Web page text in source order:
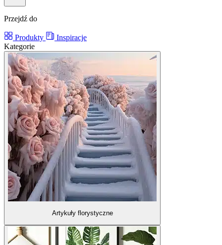
Przejdź do
Produkty
Inspiracje
Kategorie
Artykuły florystyczne